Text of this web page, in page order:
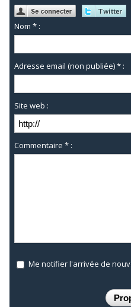
Nom * :
Adresse email (non publiée) * :
Site web :
Commentaire * :
Me notifier l'arrivée de